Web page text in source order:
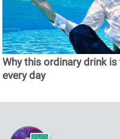
Why this ordinary drink
every day